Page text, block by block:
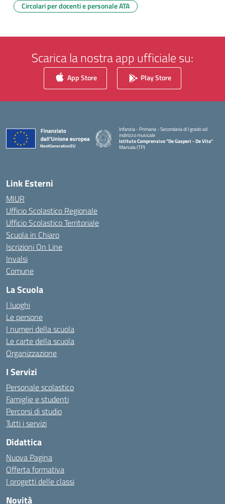
Circolari per docenti e personale ATA
Scarica la nostra app ufficiale su:
App Store Play Store
Infanzia - Primaria - Secondaria di I grado ad
indirizzo musicale
Istituto Comprensivo "De Gasperi - De Vita"
Marsala (TP)
Link Esterni
MIUR
Ufficio Scolastico Regionale
Ufficio Scolastico Territoriale
Scuola in Chiaro
Iscrizioni On Line
Invalsi
Comune
La Scuola
I luoghi
Le persone
I numeri della scuola
Le carte della scuola
Organizzazione
I Servizi
Personale scolastico
Famiglie e studenti
Percorsi di studio
Tutti i servizi
Didattica
Nuova Pagina
Offerta formativa
I progetti delle classi
Novità